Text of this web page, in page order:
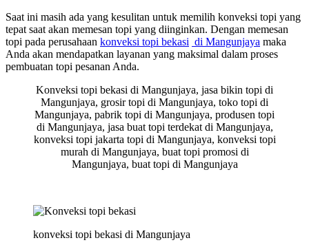
Saat ini masih ada yang kesulitan untuk memilih konveksi topi yang
tepat saat akan memesan topi yang diinginkan. Dengan memesan
topi pada perusahaan konveksi topi bekasi di Mangunjaya maka
Anda akan mendapatkan layanan yang maksimal dalam proses
pembuatan topi pesanan Anda.
Konveksi topi bekasi di Mangunjaya, jasa bikin topi di
Mangunjaya, grosir topi di Mangunjaya, toko topi di
Mangunjaya, pabrik topi di Mangunjaya, produsen topi
di Mangunjaya, jasa buat topi terdekat di Mangunjaya,
konveksi topi jakarta topi di Mangunjaya, konveksi topi
murah di Mangunjaya, buat topi promosi di
Mangunjaya, buat topi di Mangunjaya
konveksi topi bekasi di Mangunjaya